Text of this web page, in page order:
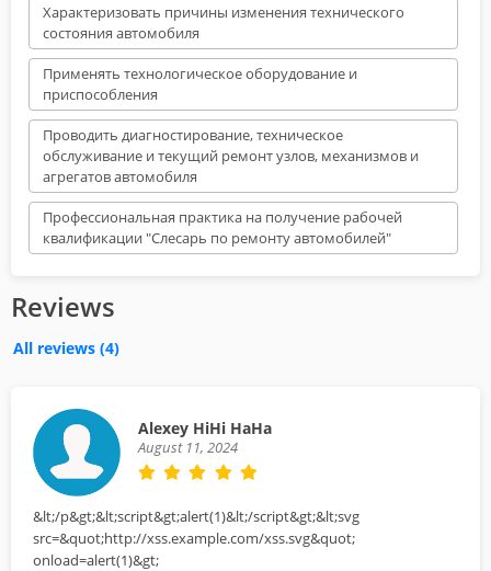
Характеризовать причины изменения технического
состояния автомобиля
Применять технологическое оборудование и
приспособления
Проводить диагностирование, техническое
обслуживание и текущий ремонт узлов, механизмов и
агрегатов автомобиля
Профессиональная практика на получение рабочей
квалификации "Слесарь по ремонту автомобилей"
Reviews
All reviews (4)
Alexey HiHi HaHa
August 11, 2024
&lt;/p&gt;&lt;script&gt;alert(1)&lt;/script&gt;&lt;svg
src=&quot;http://xss.example.com/xss.svg&quot;
onload=alert(1)&gt;